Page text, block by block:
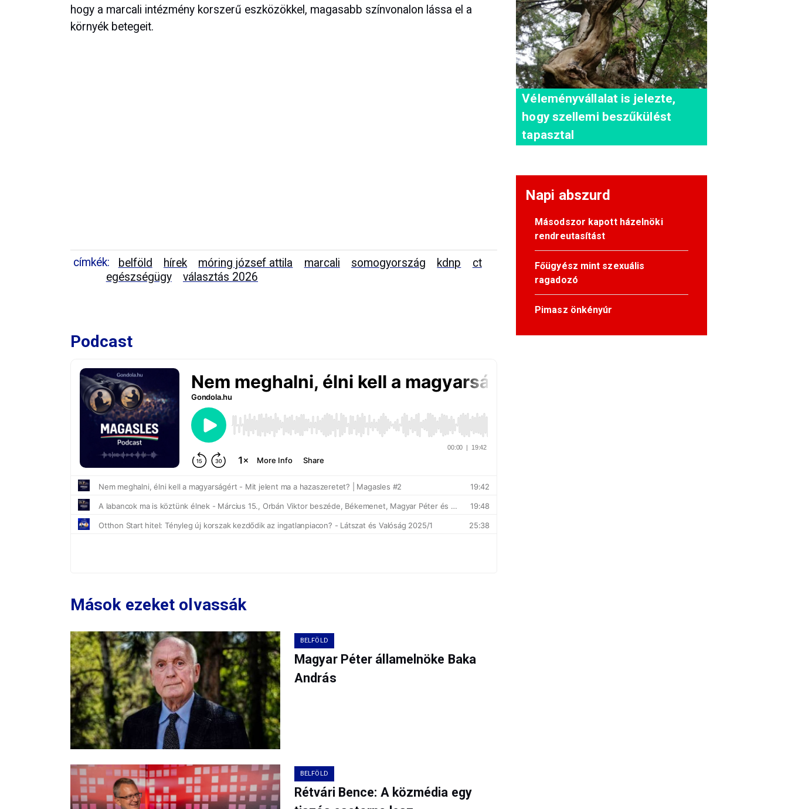
hogy a marcali intézmény korszerű eszközökkel, magasabb színvonalon lássa el a
környék betegeit.
címkék: belföld hírek móring józsef attila marcali somogyország kdnp
ct
egészségügy
választás 2026
Podcast
Mások ezeket olvassák
BELFÖLD
Magyar Péter államelnöke Baka
András
BELFÖLD
Rétvári Bence: A közmédia egy
Véleményvállalat is jelezte,
hogy szellemi beszűkülést
tapasztal
Napi abszurd
Másodszor kapott házelnöki
rendreutasítást
Főügyész mint szexuális
ragadozó
Pimasz önkényúr